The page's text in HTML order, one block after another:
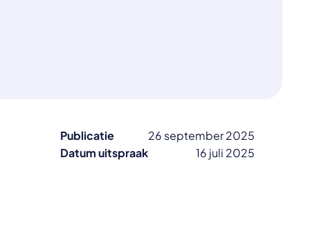
Publicatie
26 september 2025
Datum uitspraak
16 juli 2025